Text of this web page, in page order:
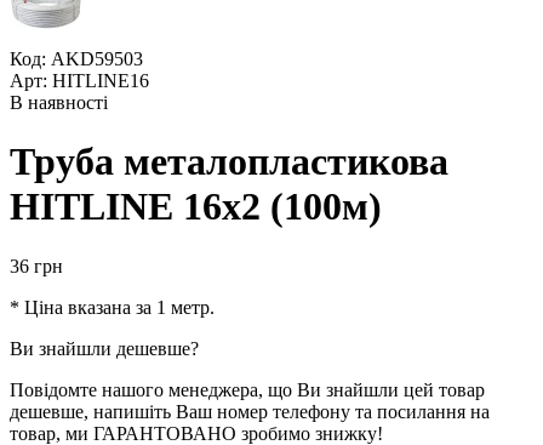
Код: AKD59503
Арт: HITLINE16
В наявності
Труба металопластикова
HITLINE 16х2 (100м)
36 грн
* Ціна вказана за 1 метр.
Ви знайшли дешевше?
Повідомте нашого менеджера, що Ви знайшли цей товар
дешевше, напишіть Ваш номер телефону та посилання на
товар, ми ГАРАНТОВАНО зробимо знижку!